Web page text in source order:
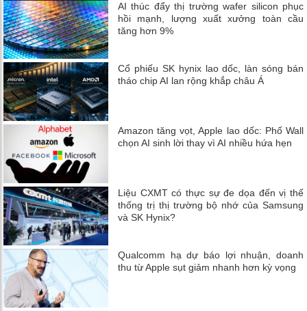
AI thúc đẩy thị trường wafer silicon phục
hồi mạnh, lượng xuất xưởng toàn cầu
tăng hơn 9%
Cổ phiếu SK hynix lao dốc, làn sóng bán
tháo chip AI lan rộng khắp châu Á
Amazon tăng vọt, Apple lao dốc: Phố Wall
chọn AI sinh lời thay vì AI nhiều hứa hẹn
Liệu CXMT có thực sự đe dọa đến vị thế
thống trị thị trường bộ nhớ của Samsung
và SK Hynix?
Qualcomm hạ dự báo lợi nhuận, doanh
thu từ Apple sụt giảm nhanh hơn kỳ vọng